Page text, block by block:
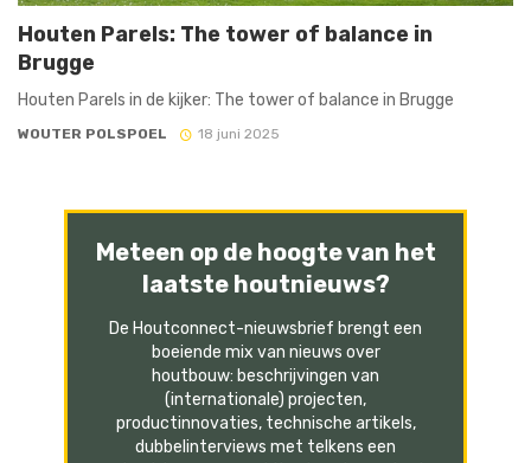
Houten Parels: The tower of balance in
Brugge
Houten Parels in de kijker: The tower of balance in Brugge
WOUTER POLSPOEL 18 juni 2025
Meteen op de hoogte van het
laatste houtnieuws?
De Houtconnect-nieuwsbrief brengt een
boeiende mix van nieuws over
houtbouw: beschrijvingen van
(internationale) projecten,
productinnovaties, technische artikels,
dubbelinterviews met telkens een